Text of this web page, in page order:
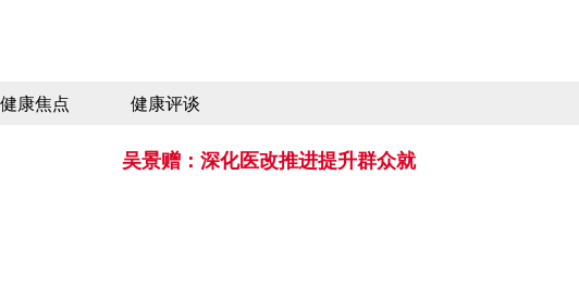
健康焦点 健康评谈
吴景赠：深化医改推进提升群众就